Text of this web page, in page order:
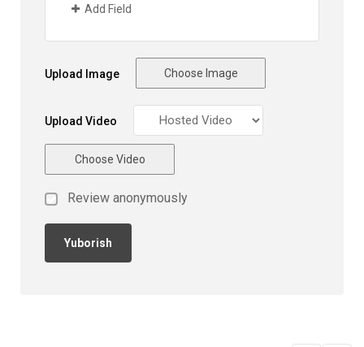
Add Field
Upload Image Choose Image
Upload Video
Choose Video
Review anonymously